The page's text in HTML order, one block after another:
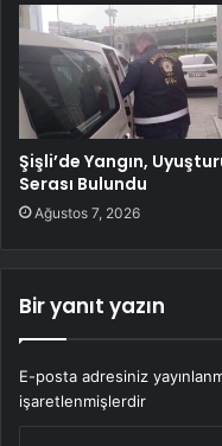
Şişli’de Yangın,
Serası Bulundu
Ağustos 7, 2026
Bir yanıt yazın
E-posta adresiniz
işaretlenmişlerdir